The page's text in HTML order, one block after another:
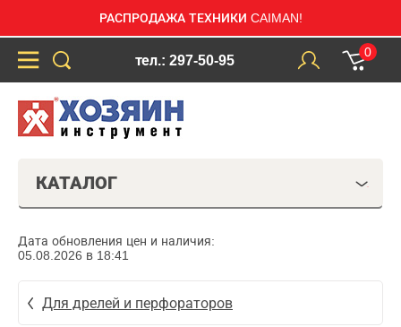
РАСПРОДАЖА ТЕХНИКИ CAIMAN!
тел.: 297-50-95
0
КАТАЛОГ
Дата обновления цен и наличия:
05.08.2026 в 18:41
Для дрелей и перфораторов